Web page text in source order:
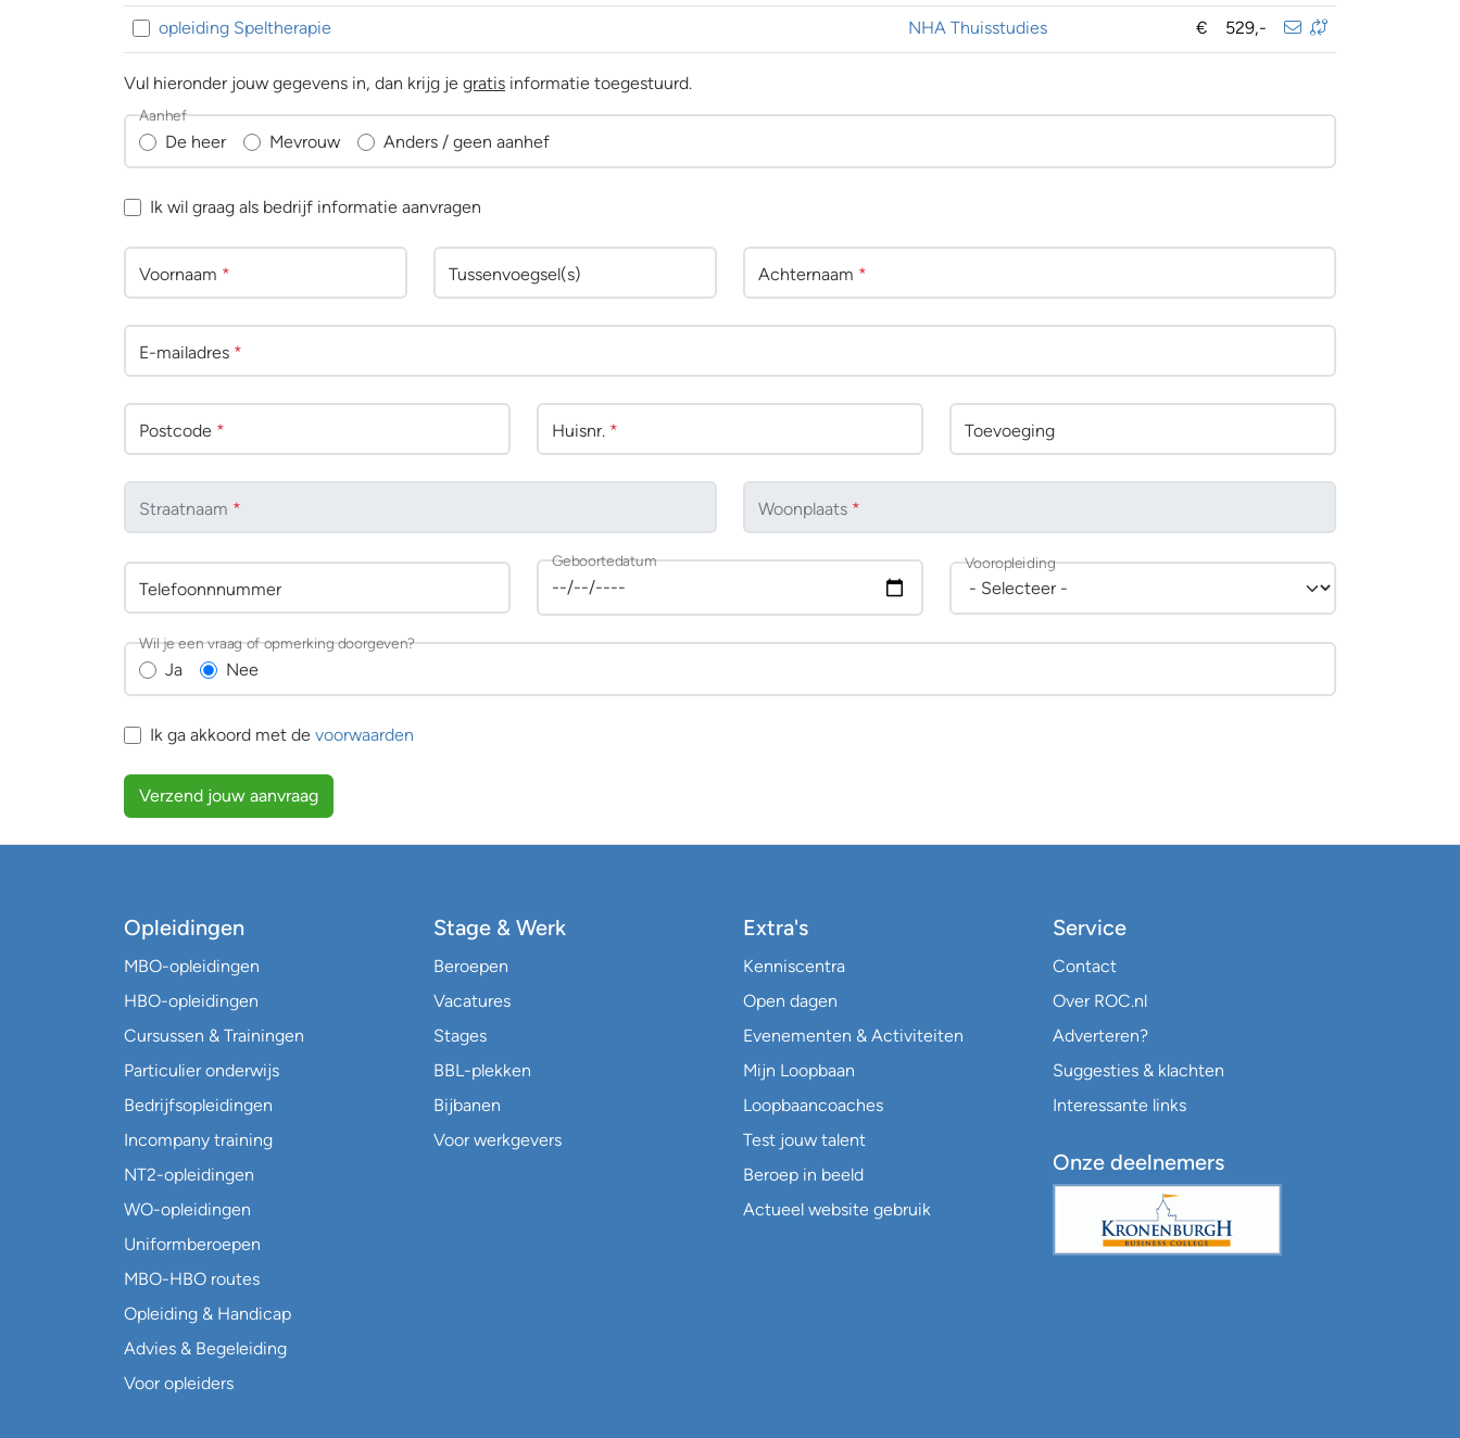
opleiding Speltherapie NHA Thuisstudies € 529,-
Vul hieronder jouw gegevens in, dan krijg je gratis informatie toegestuurd.
De heer Mevrouw Anders / geen aanhef
Aanhef
Ik wil graag als bedrijf informatie aanvragen
Voornaam * Tussenvoegsel(s) Achternaam *
E-mailadres *
Postcode * Huisnr. * Toevoeging
Straatnaam * Woonplaats *
Telefoonnnummer
Geboortedatum Vooropleiding
Ja Nee
Wil je een vraag of opmerking doorgeven?
Ik ga akkoord met de voorwaarden
Verzend jouw aanvraag
Opleidingen
MBO-opleidingen
HBO-opleidingen
Cursussen & Trainingen
Particulier onderwijs
Bedrijfsopleidingen
Incompany training
NT2-opleidingen
WO-opleidingen
Uniformberoepen
MBO-HBO routes
Opleiding & Handicap
Advies & Begeleiding
Voor opleiders
Stage & Werk
Beroepen
Vacatures
Stages
BBL-plekken
Bijbanen
Voor werkgevers
Extra's
Kenniscentra
Open dagen
Evenementen & Activiteiten
Mijn Loopbaan
Loopbaancoaches
Test jouw talent
Beroep in beeld
Actueel website gebruik
Service
Contact
Over ROC.nl
Adverteren?
Suggesties & klachten
Interessante links
Onze deelnemers